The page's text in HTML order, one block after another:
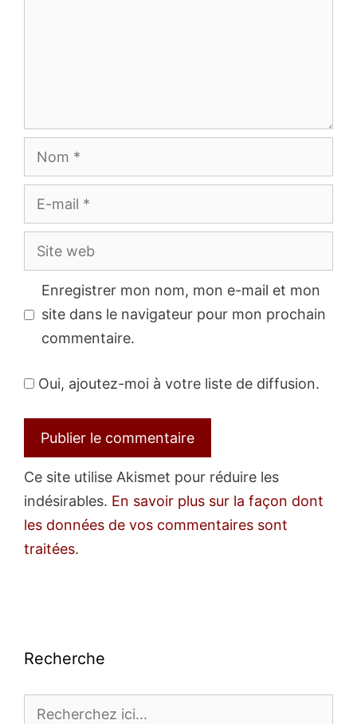
Nom
E-
mail
Site
web
Enregistrer mon nom, mon e-mail et mon
site dans le navigateur pour mon prochain
commentaire.
Oui, ajoutez-moi à votre liste de diffusion.
Ce site utilise Akismet pour réduire les
indésirables. En savoir plus sur la façon dont
les données de vos commentaires sont
traitées.
Recherche